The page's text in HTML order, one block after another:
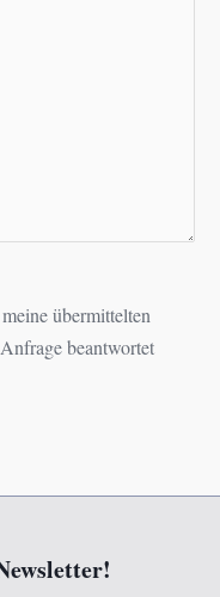
übermittelten
beantwortet